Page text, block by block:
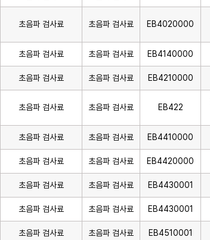
초음파 검사료 초음파 검사료 EB4020000
초음파 검사료 초음파 검사료 EB4140000
초음파 검사료 초음파 검사료 EB4210000
초음파 검사료 초음파 검사료 EB422
초음파 검사료 초음파 검사료 EB4410000
초음파 검사료 초음파 검사료 EB4420000
초음파 검사료 초음파 검사료 EB4430001
초음파 검사료 초음파 검사료 EB4430001
초음파 검사료 초음파 검사료 EB4510001